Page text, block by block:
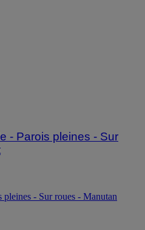
- Parois pleines - Sur
pleines - Sur roues - Manutan